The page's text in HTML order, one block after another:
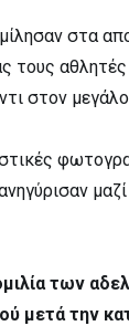
στα
αθλητές
στον
των
μετά την